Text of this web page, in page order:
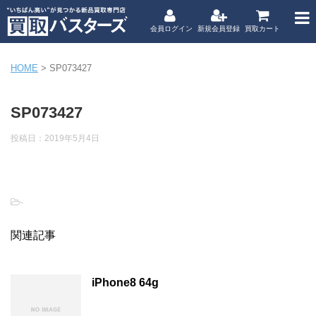
会員ログイン 新規会員登録 買取カート
HOME > SP073427
SP073427
投稿日： 2019年5月4日
-
関連記事
iPhone8 64g